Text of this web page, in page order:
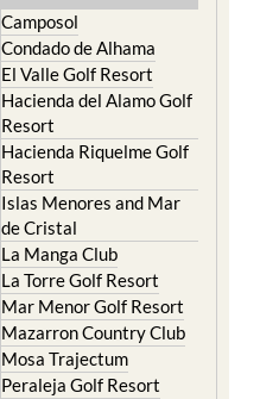
Camposol
Condado de Alhama
El Valle Golf Resort
Hacienda del Alamo Golf
Resort
Hacienda Riquelme Golf
Resort
Islas Menores and Mar
de Cristal
La Manga Club
La Torre Golf Resort
Mar Menor Golf Resort
Mazarron Country Club
Mosa Trajectum
Peraleja Golf Resort